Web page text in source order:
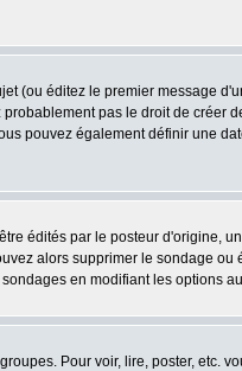
(ou éditez le premier message
pas le droit de créer
pouvez également définir une
édités par le posteur d'origine,
alors supprimer le sondage
en modifiant les options
Pour voir, lire, poster, etc.